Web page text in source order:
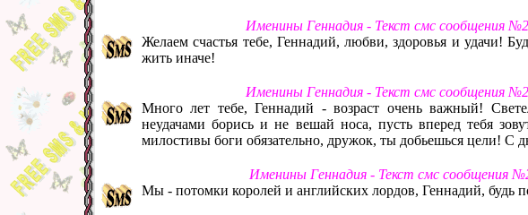
Именины Геннадия - Текст смс сообщения
Желаем счастья тебе, Геннадий, любви, здоровья и удачи!
жить иначе!
Именины Геннадия - Текст смс сообщения
Много лет тебе, Геннадий - возраст очень важный!
неудачами борись и не вешай носа, пусть вперед тебя
милостивы боги обязательно, дружок, ты добьешься цели! С
Именины Геннадия - Текст смс сообщения
Мы - потомки королей и английских лордов, Геннадий, будь